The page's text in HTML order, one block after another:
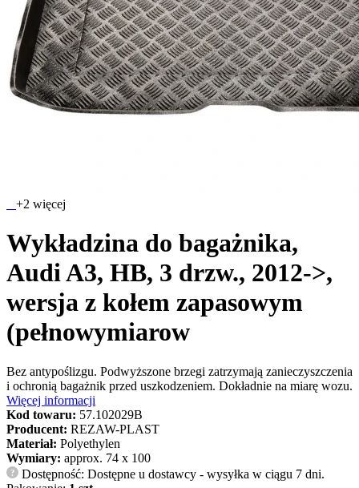
+2 więcej
Wykładzina do bagażnika,
Audi A3, HB, 3 drzw., 2012->,
wersja z kołem zapasowym
(pełnowymiarow
Bez antypoślizgu. Podwyższone brzegi zatrzymają zanieczyszczenia
i ochronią bagażnik przed uszkodzeniem. Dokładnie na miarę wozu.
Więcej informacji
Kod towaru: 57.102029B
Producent: REZAW-PLAST
Materiał: Polyethylen
Wymiary: approx. 74 x 100
?
Dostępność: Dostępne u dostawcy - wysyłka w ciągu 7 dni.